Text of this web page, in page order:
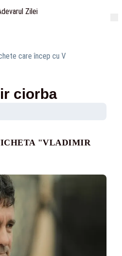
care încep cu V
ciorba
"VLADIMIR